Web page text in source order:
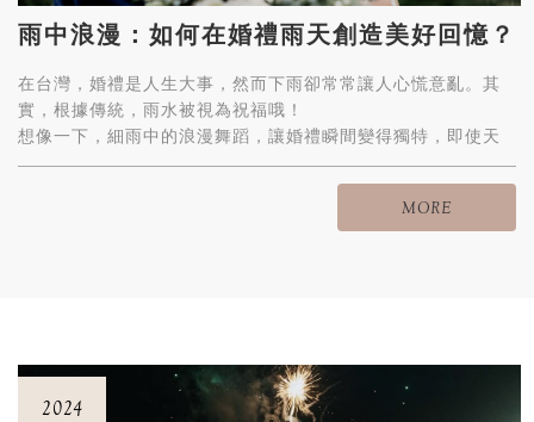
雨中浪漫：如何在婚禮雨天創造美好回憶？
在台灣，婚禮是人生大事，然而下雨卻常常讓人心慌意亂。其
實，根據傳統，雨水被視為祝福哦！
想像一下，細雨中的浪漫舞蹈，讓婚禮瞬間變得獨特，即使天
氣不佳，愛情的魔力依然能讓心中充滿暖意！
MORE
2024